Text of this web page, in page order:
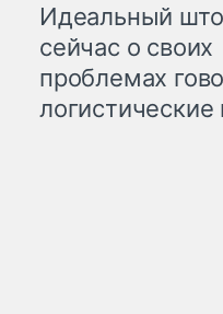
Идеальный
сейчас о своих
проблемах